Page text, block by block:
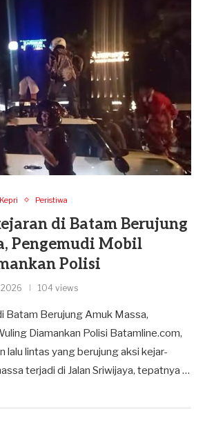
Kepri Peristiwa
di Batam Berujung
Pengemudi Mobil
Polisi
2026 104 views
Batam Berujung Amuk Massa,
Diamankan Polisi Batamline.com,
lalu lintas yang berujung aksi kejar-
terjadi di Jalan Sriwijaya, tepatnya …